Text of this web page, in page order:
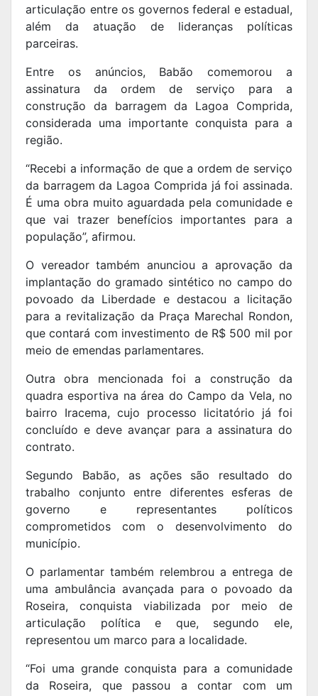
articulação entre os governos federal e estadual,
além da atuação de lideranças políticas
parceiras.
Entre os anúncios, Babão comemorou a
assinatura da ordem de serviço para a
construção da barragem da Lagoa Comprida,
considerada uma importante conquista para a
região.
“Recebi a informação de que a ordem de serviço
da barragem da Lagoa Comprida já foi assinada.
É uma obra muito aguardada pela comunidade e
que vai trazer benefícios importantes para a
população”, afirmou.
O vereador também anunciou a aprovação da
implantação do gramado sintético no campo do
povoado da Liberdade e destacou a licitação
para a revitalização da Praça Marechal Rondon,
que contará com investimento de R$ 500 mil por
meio de emendas parlamentares.
Outra obra mencionada foi a construção da
quadra esportiva na área do Campo da Vela, no
bairro Iracema, cujo processo licitatório já foi
concluído e deve avançar para a assinatura do
contrato.
Segundo Babão, as ações são resultado do
trabalho conjunto entre diferentes esferas de
governo e representantes políticos
comprometidos com o desenvolvimento do
município.
O parlamentar também relembrou a entrega de
uma ambulância avançada para o povoado da
Roseira, conquista viabilizada por meio de
articulação política e que, segundo ele,
representou um marco para a localidade.
“Foi uma grande conquista para a comunidade
da Roseira, que passou a contar com um